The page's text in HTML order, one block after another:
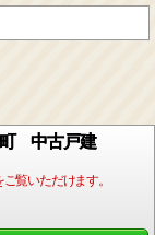
町 中古戸建
覧いただけます。